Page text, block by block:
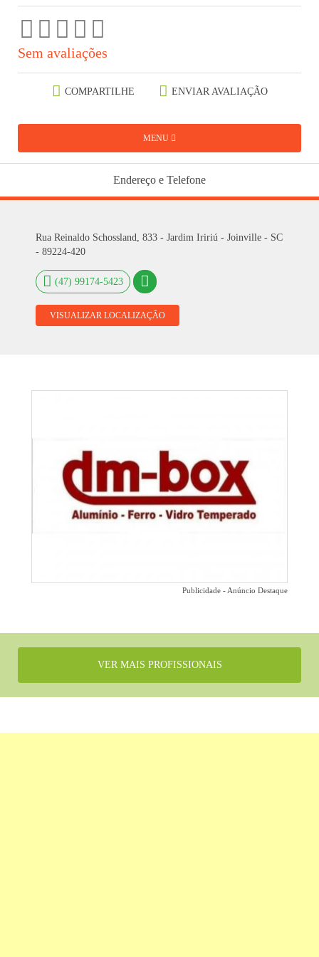
Sem avaliações
COMPARTILHE ENVIAR AVALIAÇÃO
MENU
Endereço e Telefone
Rua Reinaldo Schossland, 833 - Jardim Iririú - Joinville - SC
- 89224-420
(47) 99174-5423
VISUALIZAR LOCALIZAÇÃO
Publicidade - Anúncio Destaque
VER MAIS PROFISSIONAIS